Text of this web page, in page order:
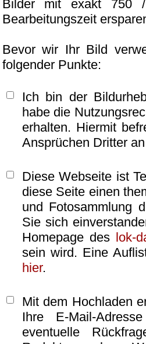
Bilder mit exakt 750
Bearbeitungszeit
Bevor wir Ihr Bild
folgender Punkte:
Ich bin der
habe die
erhalten. Hiermit
Ansprüchen Dritter
Diese Webseite ist
diese Seite einen
und Fotosammlung
Sie sich
Homepage des lok-
sein wird. Eine
hier.
Mit dem Hochladen
Ihre E-Mail-
eventuelle